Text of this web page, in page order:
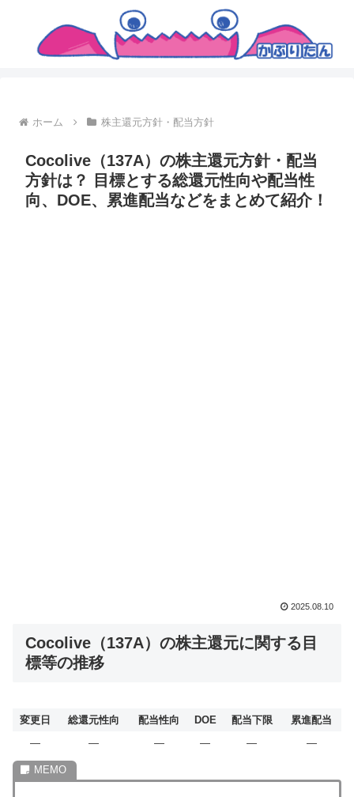
ホーム 株主還元方針・配当方針
Cocolive（137A）の株主還元方針・配当
方針は？ 目標とする総還元性向や配当性
向、DOE、累進配当などをまとめて紹介！
2025.08.10
Cocolive（137A）の株主還元に関する目
標等の推移
変更日 総還元性向 配当性向 DOE 配当下限
累進配当
―
― ― ― ― ―